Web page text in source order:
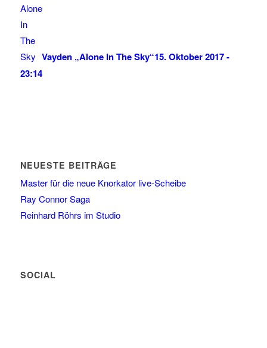
Vayden „Alone In The Sky“15. Oktober 2017 -
23:14
NEUESTE BEITRÄGE
Master für die neue Knorkator live-Scheibe
Ray Connor Saga
Reinhard Röhrs im Studio
SOCIAL